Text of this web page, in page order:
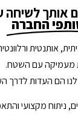
אותך
החברה
אותנטית
מעמיקה עם השטח.
הם העדות לדרך
ניתוח מקצועי